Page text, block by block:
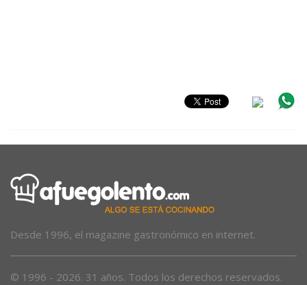
Desde 1996, el magazine gastronómico en internet.
© 1996 - 2026. 31 años. Todos los derechos reservados.